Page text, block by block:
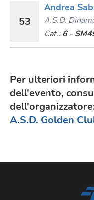
53
Andrea
A.s.d.
Cat.: 6 -
Per ulteriori
dell'evento,
dell'organizzatore:
A.S.D. Golden